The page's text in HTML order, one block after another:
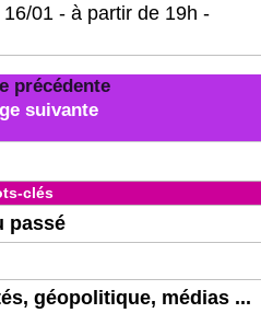
01 - à partir de 19h -
précédente
suivante
clés
passé
géopolitique, médias ...